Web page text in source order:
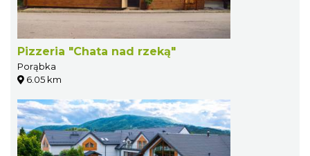
Pizzeria "Chata nad rzeką"
Porąbka
6.05 km